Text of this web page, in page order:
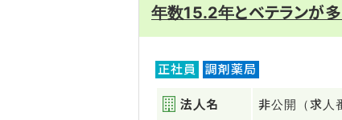
年数15.2年とベテランが多
正社員 調剤薬局
法人名 非公開（求人